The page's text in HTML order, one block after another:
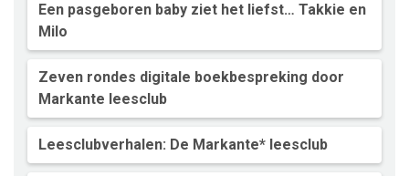
Een pasgeboren baby ziet het liefst… Takkie en
Milo
Zeven rondes digitale boekbespreking door
Markante leesclub
Leesclubverhalen: De Markante* leesclub